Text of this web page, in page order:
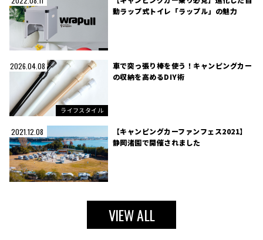
動ラップ式トイレ「ラップル」の魅力
2026.04.08
ライフスタイル
車で突っ張り棒を使う！キャンピングカー
の収納を高めるDIY術
2021.12.08
【キャンピングカーファンフェス2021】
静岡渚園で開催されました
VIEW ALL